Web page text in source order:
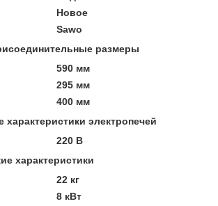
Новое
Sawo
размеры
590 мм
295 мм
400 мм
электропечей
220 В
характеристики
22 кг
8 кВт